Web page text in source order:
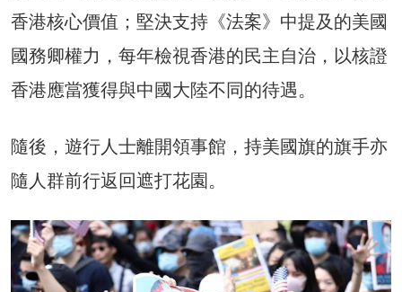
香港核心價值；堅決支持《法案》中提及的美國
國務卿權力，每年檢視香港的民主自治，以核證
香港應當獲得與中國大陸不同的待遇。
隨後，遊行人士離開領事館，持美國旗的旗手亦
隨人群前行返回遮打花園。